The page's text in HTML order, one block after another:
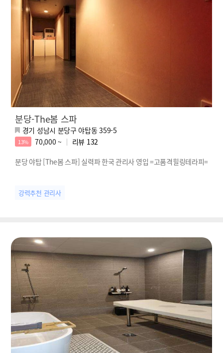
분당-The봄 스파
경기 성남시 분당구 야탑동 359-5
13% 70,000 ~ 리뷰 132
분당 야탑 [The봄 스파] 실력파 한국 관리사 영입 =고품격힐링테라피=
강력추천 관리사